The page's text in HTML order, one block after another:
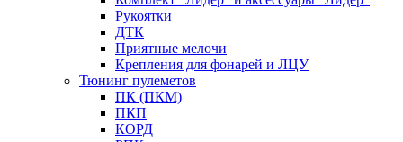
Рукоятки
ДТК
Приятные мелочи
Крепления для фонарей и ЛЦУ
Тюнинг пулеметов
ПК (ПКМ)
ПКП
КОРД